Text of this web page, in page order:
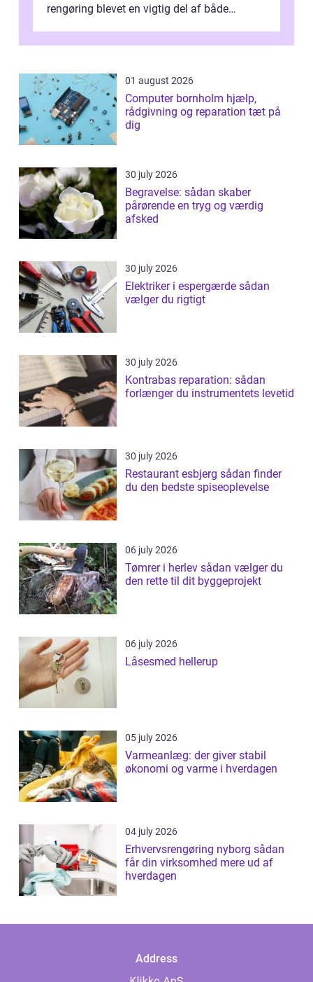
rengøring blevet en vigtig del af både
samlede ...
01 august 2026
Computer bornholm hjælp,
rådgivning og reparation tæt på
dig
30 july 2026
Begravelse: sådan skaber
pårørende en tryg og værdig
afsked
30 july 2026
Elektriker i espergærde sådan
vælger du rigtigt
30 july 2026
Kontrabas reparation: sådan
forlænger du instrumentets levetid
30 july 2026
Restaurant esbjerg sådan finder
du den bedste spiseoplevelse
06 july 2026
Tømrer i herlev sådan vælger du
den rette til dit byggeprojekt
06 july 2026
Låsesmed hellerup
05 july 2026
Varmeanlæg: der giver stabil
økonomi og varme i hverdagen
04 july 2026
Erhvervsrengøring nyborg sådan
får din virksomhed mere ud af
hverdagen
Address